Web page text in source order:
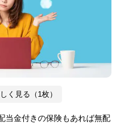
く見る（1枚）
当金付きの保険もあれば無配